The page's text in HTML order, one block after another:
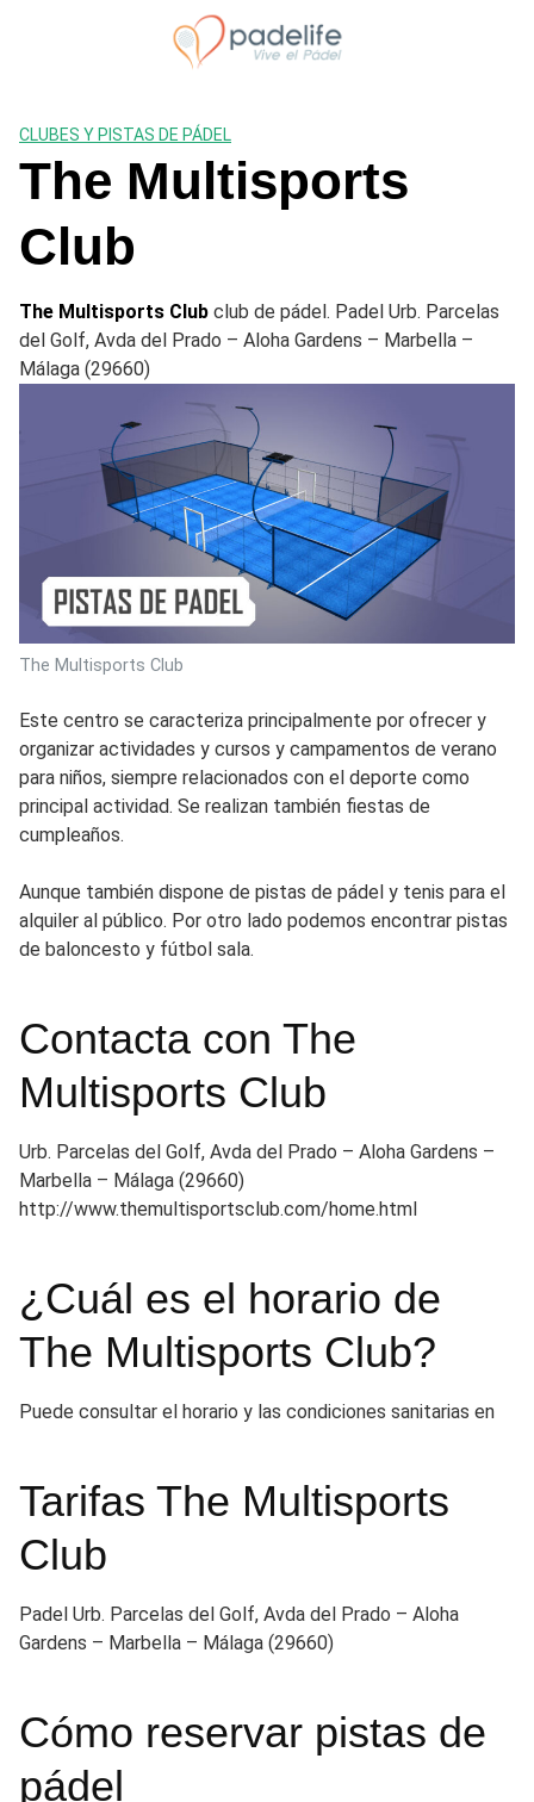
CLUBES Y PISTAS DE PÁDEL
The Multisports
Club
The Multisports Club club de pádel. Padel Urb. Parcelas
del Golf, Avda del Prado – Aloha Gardens – Marbella –
Málaga (29660)
The Multisports Club
Este centro se caracteriza principalmente por ofrecer y
organizar actividades y cursos y campamentos de verano
para niños, siempre relacionados con el deporte como
principal actividad. Se realizan también fiestas de
cumpleaños.
Aunque también dispone de pistas de pádel y tenis para el
alquiler al público. Por otro lado podemos encontrar pistas
de baloncesto y fútbol sala.
Contacta con The
Multisports Club
Urb. Parcelas del Golf, Avda del Prado – Aloha Gardens –
Marbella – Málaga (29660)
http://www.themultisportsclub.com/home.html
¿Cuál es el horario de
The Multisports Club?
Puede consultar el horario y las condiciones sanitarias en
Tarifas The Multisports
Club
Padel Urb. Parcelas del Golf, Avda del Prado – Aloha
Gardens – Marbella – Málaga (29660)
Cómo reservar pistas de
pádel